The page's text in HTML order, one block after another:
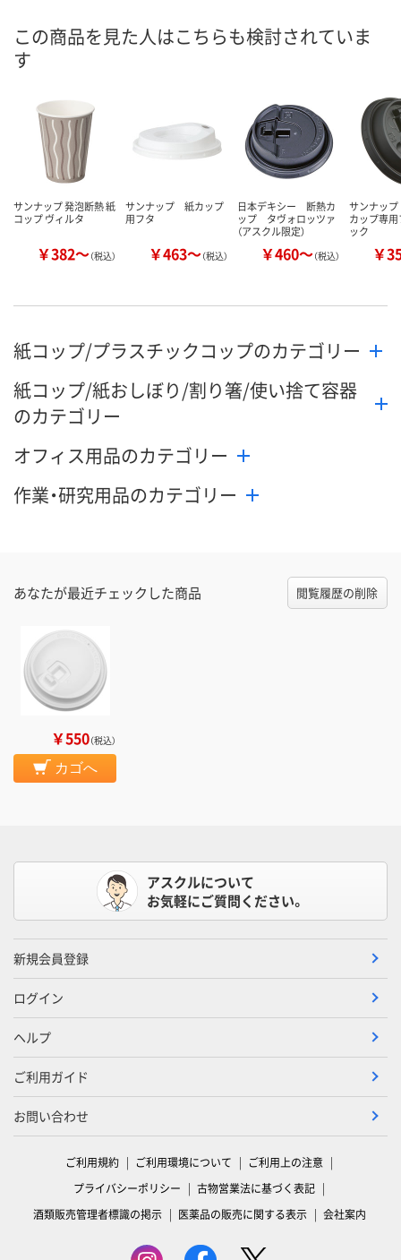
カゴへ カ
この商品を見た人はこちらも検討されていま
す
サンナップ 発泡断熱 紙
コップ ヴィルタ
￥382～（税込）
サンナップ 紙カップ
用フタ
￥463～（税込）
日本デキシー 断熱カ
ップ タヴォロッツァ
（アスクル限定）
￥460～（税込）
サンナッ
カップ専
ック
￥
紙コップ/プラスチックコップのカテゴリー
紙コップ/紙おしぼり/割り箸/使い捨て容器
のカテゴリー
オフィス用品のカテゴリー
作業・研究用品のカテゴリー
あなたが最近チェックした商品 閲覧履歴の削除
￥550（税込）
カゴへ
アスクルについて
お気軽にご質問ください。
新規会員登録
ログイン
ヘルプ
ご利用ガイド
お問い合わせ
ご利用規約 ご利用環境について
ご利用上の注意
プライバシーポリシー
古物営業法に基づく表記
酒類販売管理者標識の掲示
医薬品の販売に関する表示 会社案内